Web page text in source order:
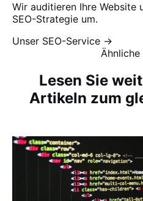
Wir auditieren Ihre Website
SEO-Strategie um.
Unser SEO-Service →
Lesen Sie
Artikeln zum